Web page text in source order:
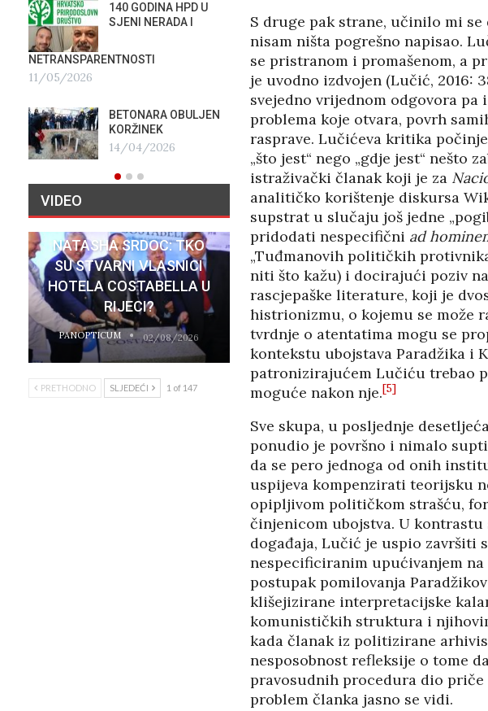
S druge pak strane, učinilo mi
nisam ništa pogrešno napisao.
se pristranom i promašenom, a
je uvodno izdvojen (Lučić, 2016:
svejedno vrijednom odgovora
problema koje otvara, povrh
rasprave. Lučićeva kritika
„što jest“ nego „gdje jest“ nešto
istraživački članak koji je za
analitičko korištenje diskursa
supstrat u slučaju još jedne
pridodati nespecifični ad
„Tuđmanovih političkih
niti što kažu) i docirajući poziv
rascjepaške literature, koji je
histrionizmu, o kojemu se može
tvrdnje o atentatima mogu se
kontekstu ubojstava Paradžika i
patronizirajućem Lučiću trebao
moguće nakon nje.[5]
Sve skupa, u posljednje
ponudio je površno i nimalo
da se pero jednoga od onih
uspijeva kompenzirati teorijsku
opipljivom političkom strašću,
činjenicom ubojstva. U
događaja, Lučić je uspio
nespecificiranim upućivanjem
postupak pomilovanja
klišejizirane interpretacijske
komunističkih struktura i
kada članak iz politizirane
nesposobnost refleksije o tome
pravosudnih procedura dio
problem članka jasno se vidi.
140 GODINA HPD U
SJENI NERADA I
NETRANSPARENTNOSTI
11/05/2026
BETONARA OBULJEN
KORŽINEK
14/04/2026
ZLATNE REZERVE U
ITALIJI?
12/02/2026
TUĐMANOVA
OSTAVŠTINA: NAKON
AIRBUSA STIGLI
RAFALI
17/01/2026
VIDEO
NATASHA SRDOC: TKO
SU STVARNI VLASNICI
HOTELA COSTABELLA U
RIJECI?
PANOPTICUM 02/08/2026
PRETHODNO SLJEDEĆI 1 of 147